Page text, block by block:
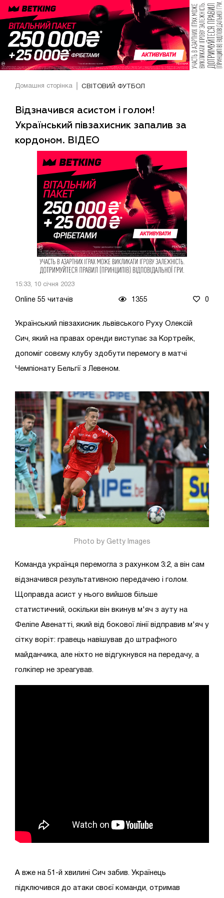
Домашня сторінка СВІТОВИЙ ФУТБОЛ
Відзначився асистом і голом!
Український півзахисник запалив за
кордоном. ВІДЕО
15:33, 10 січня 2023
Online 55 читачів 1355 0
Український півзахисник львівського Руху Олексій
Сич, який на правах оренди виступає за Кортрейк,
допоміг совєму клубу здобути перемогу в матчі
Чемпіонату Бельгії з Левеном.
Photo by Getty Images
Команда українця перемогла з рахунком 3:2, а він сам
відзначився результативною передачею і голом.
Щоправда асист у нього вийшов більше
статистичний, оскільки він вкинув м'яч з ауту на
Феліпе Авенатті, який від бокової лінії відправив м'яч у
сітку воріт: гравець навішував до штрафного
майданчика, але ніхто не відгукнувся на передачу, а
голкіпер не зреагував.
А вже на 51-й хвилині Сич забив. Українець
підключився до атаки своєї команди, отримав